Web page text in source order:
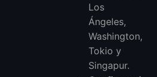
Los
Ángeles,
Washington,
Tokio y
Singapur.